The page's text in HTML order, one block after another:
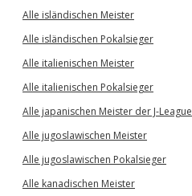
Alle isländischen Meister
Alle isländischen Pokalsieger
Alle italienischen Meister
Alle italienischen Pokalsieger
Alle japanischen Meister der J-League
Alle jugoslawischen Meister
Alle jugoslawischen Pokalsieger
Alle kanadischen Meister